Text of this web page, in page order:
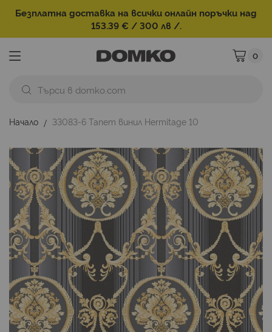
Безплатна доставка на всички онлайн поръчки над
153.39 € / 300 лв /.
Моята
0
Начало
33083-6 Тапет винил Hermitage 10
към
края
на
галерията
на
изображенията